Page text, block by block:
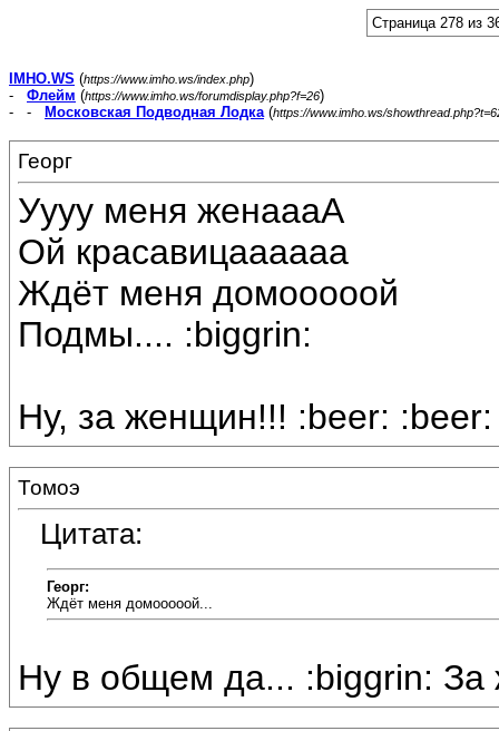
Страница 278 из
IMHO.WS (https://www.imho.ws/index.php)
- Флейм (https://www.imho.ws/forumdisplay.php?f=26)
- -
Московская Подводная Лодка(https://www.imho.ws/
Георг
Уууу меня женаааА
Ой красавицаааааа
Ждёт меня домооооой
Подмы.... :biggrin:
Ну, за женщин!!! :beer: :beer:
Томоэ
Цитата:
Георг:
Ждёт меня домооооой...
Ну в общем да... :biggrin: